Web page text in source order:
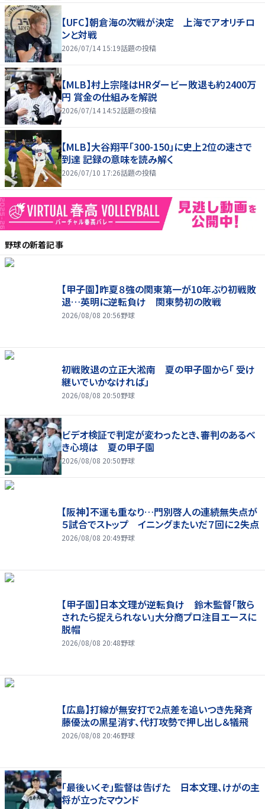
【UFC】朝倉海の次戦が決定 上海でアオリチロ
ンと対戦
2026/07/14 15:19話題の投稿
【MLB】村上宗隆はHRダービー敗退も約2400万
円 賞金の仕組みを解説
2026/07/14 14:52話題の投稿
【MLB】大谷翔平「300-150」に史上2位の速さで
到達 記録の意味を読み解く
2026/07/10 17:26話題の投稿
野球の新着記事
【甲子園】昨夏８強の関東第一が10年ぶり初戦敗
退…英明に逆転負け 関東勢初の敗戦
2026/08/08 20:56野球
初戦敗退の立正大淞南 夏の甲子園から「 受け
継いでいかなければ」
2026/08/08 20:50野球
ビデオ検証で判定が変わったとき、審判のあるべ
き心境は 夏の甲子園
2026/08/08 20:50野球
【阪神】不運も重なり…門別啓人の連続無失点が
５試合でストップ イニングまたいだ７回に２失点
2026/08/08 20:49野球
【甲子園】日本文理が逆転負け 鈴木監督「散ら
されたら捉えられない」大分商プロ注目エースに
脱帽
2026/08/08 20:48野球
【広島】打線が無安打で2点差を追いつき先発斉
藤優汰の黒星消す、代打攻勢で押し出し＆犠飛
2026/08/08 20:46野球
「最後いくぞ」監督は告げた 日本文理、けがの主
将が立ったマウンド